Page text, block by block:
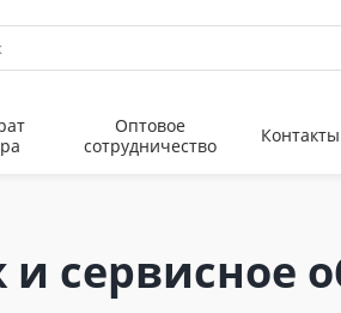
Оптовое
сотрудничество
Контакты
сервисное